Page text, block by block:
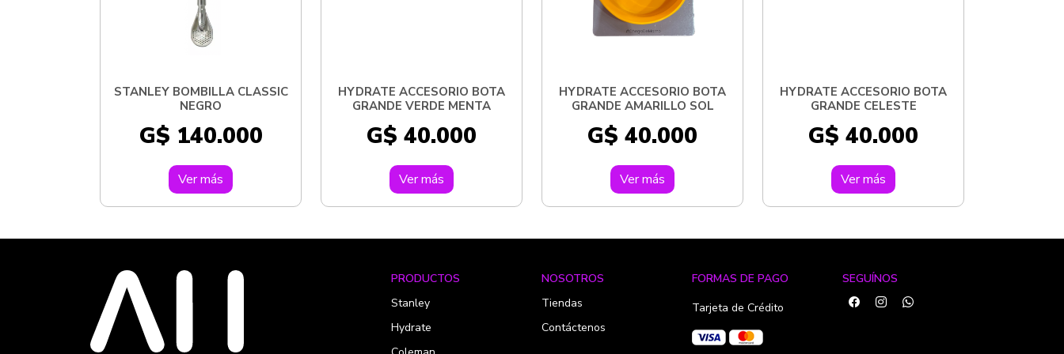
STANLEY BOMBILLA CLASSIC
NEGRO
G$ 140.000
Ver más
HYDRATE ACCESORIO BOTA
GRANDE VERDE MENTA
G$ 40.000
Ver más
HYDRATE ACCESORIO BOTA
GRANDE AMARILLO SOL
G$ 40.000
Ver más
HYDRATE ACCESORIO BOTA
GRANDE CELESTE
G$ 40.000
Ver más
PRODUCTOS
Stanley
Hydrate
NOSOTROS
Tiendas
Contáctenos
FORMAS DE PAGO
Tarjeta de Crédito
SEGUÍNOS